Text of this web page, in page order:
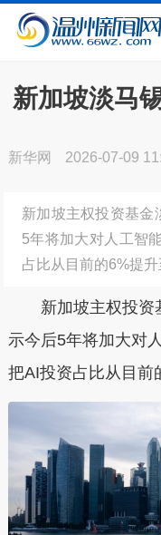
新加坡淡马
新华网 2026-07-09
新加坡主权投资基金
5年将加大对人工智
占比从目前的6%提升
新加坡主权投资
示今后5年将加大对
把AI投资占比从目前